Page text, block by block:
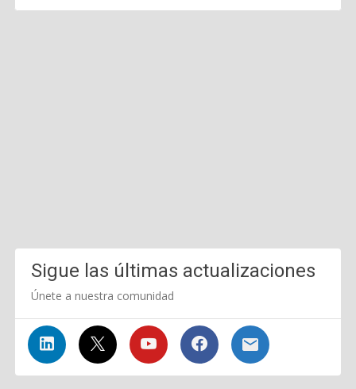
Sigue las últimas actualizaciones
Únete a nuestra comunidad